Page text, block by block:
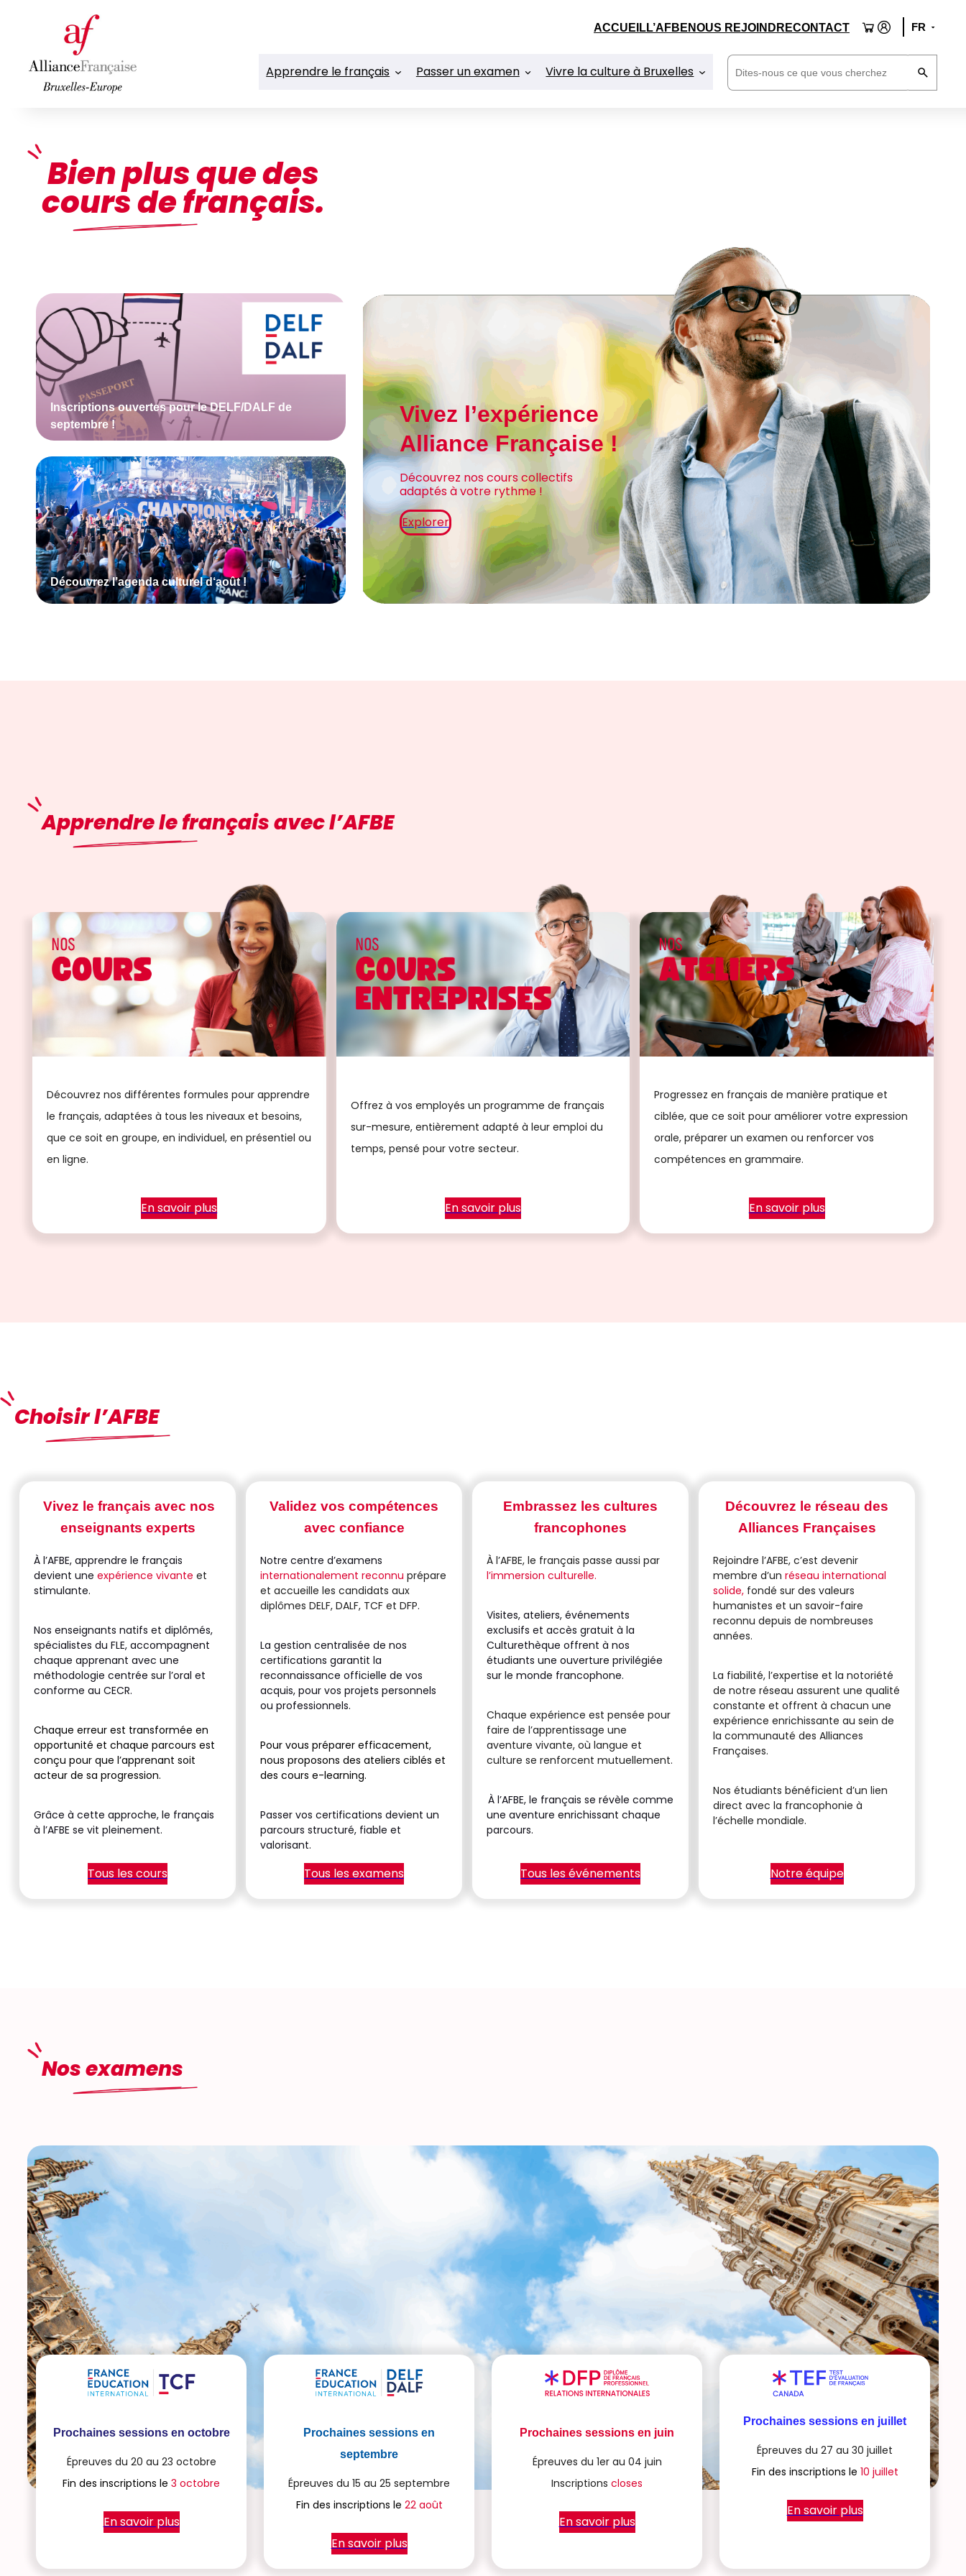
ACCUEILL’AFBE NOUS REJOINDRECONTACT
Apprendre le français Passer un examen Vivre la culture à Bruxelles
Rechercher
Bien plus que des
cours de français.
Inscriptions ouvertes pour le DELF/DALF de
septembre !
Découvrez l’agenda culturel d ‘août!
Vivez l’expérience
Alliance Française !
Découvrez nos cours collectifs
adaptés à votre rythme !
Explorer
Apprendre le français avec l’AFBE
Découvrez nos différentes formules pour apprendre
le français, adaptées à tous les niveaux et besoins,
que ce soit en groupe, en individuel, en présentiel ou
en ligne.
En savoir plus
Offrez à vos employés un programme de français
sur-mesure, entièrement adapté à leur emploi du
temps, pensé pour votre secteur.
En savoir plus
Progressez en français de manière pratique et
ciblée, que ce soit pour améliorer votre expression
orale, préparer un examen ou renforcer vos
compétences en grammaire.
En savoir plus
Choisir l’AFBE
Vivez le français avec nos
enseignants experts
À l’AFBE, apprendre le français
devient une expérience vivante et
stimulante.
Nos enseignants natifs et diplômés,
spécialistes du FLE, accompagnent
chaque apprenant avec une
méthodologie centrée sur l’oral et
conforme au CECR.
Chaque erreur est transformée en
opportunité et chaque parcours est
conçu pour que l’apprenant soit
acteur de sa progression.
Grâce à cette approche, le français
à l’AFBE se vit pleinement.
Tous les cours
Validez vos compétences
avec confiance
Notre centre d’examens
internationalement reconnu prépare
et accueille les candidats aux
diplômes DELF, DALF, TCF et DFP.
La gestion centralisée de nos
certifications garantit la
reconnaissance officielle de vos
acquis, pour vos projets personnels
ou professionnels.
Pour vous préparer efficacement,
nous proposons des ateliers ciblés et
des cours e-learning.
Passer vos certifications devient un
parcours structuré, fiable et
valorisant.
Tous les examens
Embrassez les cultures
francophones
À l’AFBE, le français passe aussi par
l’immersion culturelle.
Visites, ateliers, événements
exclusifs et accès gratuit à la
Culturethèque offrent à nos
étudiants une ouverture privilégiée
sur le monde francophone.
Chaque expérience est pensée pour
faire de l’apprentissage une
aventure vivante, où langue et
culture se renforcent mutuellement.
À l’AFBE, le français se révèle comme
une aventure enrichissant chaque
parcours.
Tous les événements
Découvrez le réseau des
Alliances Françaises
Rejoindre l’AFBE, c’est devenir
membre d’un réseau international
solide, fondé sur des valeurs
humanistes et un savoir-faire
reconnu depuis de nombreuses
années.
La fiabilité, l’expertise et la notoriété
de notre réseau assurent une qualité
constante et offrent à chacun une
expérience enrichissante au sein de
la communauté des Alliances
Françaises.
Nos étudiants bénéficient d’un lien
direct avec la francophonie à
l’échelle mondiale.
Notre équipe
Nos examens
Prochaines sessions en octobre
Épreuves du 20 au 23 octobre
Fin des inscriptions le 3 octobre
En savoir plus
Prochaines sessions en
septembre
Épreuves du 15 au 25 septembre
Fin des inscriptions le 22 août
En savoir plus
Prochaines sessions en juin
Épreuves du 1er au 04 juin
Inscriptions closes
En savoir plus
Prochaines sessions en juillet
Épreuves du 27 au 30 juillet
Fin des inscriptions le 10 juillet
En savoir plus